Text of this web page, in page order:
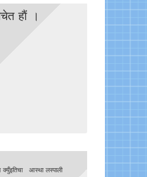
हाैं ।
आस्था लस्पाली